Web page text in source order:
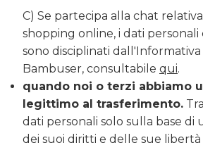
C) Se partecipa alla chat
shopping online, i dati
sono disciplinati
Bambuser, consultabile qui.
quando noi o terzi abbiamo
legittimo al trasferimento.
dati personali solo sulla base di
dei suoi diritti e delle sue